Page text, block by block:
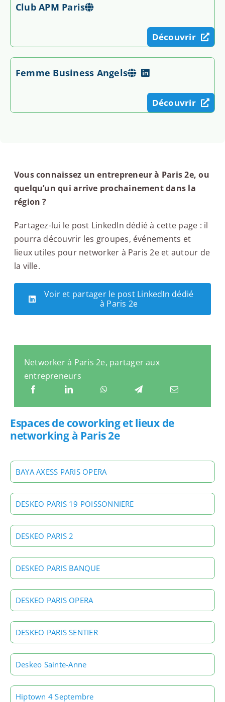
Club APM Paris
Découvrir
Femme Business Angels
Découvrir
Vous connaissez un entrepreneur à Paris 2e, ou
quelqu’un qui arrive prochainement dans la
région ?
Partagez-lui le post LinkedIn dédié à cette page : il
pourra découvrir les groupes, événements et
lieux utiles pour networker à Paris 2e et autour de
la ville.
Voir et partager le post LinkedIn dédié
à Paris 2e
Networker à Paris 2e, partager aux
entrepreneurs
Espaces de coworking et lieux de
networking à Paris 2e
BAYA AXESS PARIS OPERA
DESKEO PARIS 19 POISSONNIERE
DESKEO PARIS 2
DESKEO PARIS BANQUE
DESKEO PARIS OPERA
DESKEO PARIS SENTIER
Deskeo Sainte-Anne
Hiptown 4 Septembre